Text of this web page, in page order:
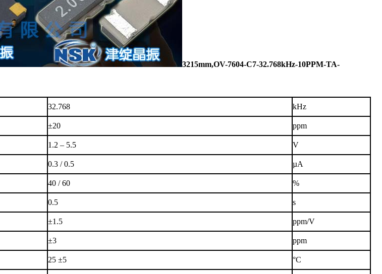
3215mm,OV-7604-C7-32.768kHz-10PPM-TA-
32.768 kHz
±20 ppm
1.2 – 5.5 V
0.3 / 0.5 µA
40 / 60 %
0.5 s
±1.5 ppm/V
±3 ppm
25 ±5 °C